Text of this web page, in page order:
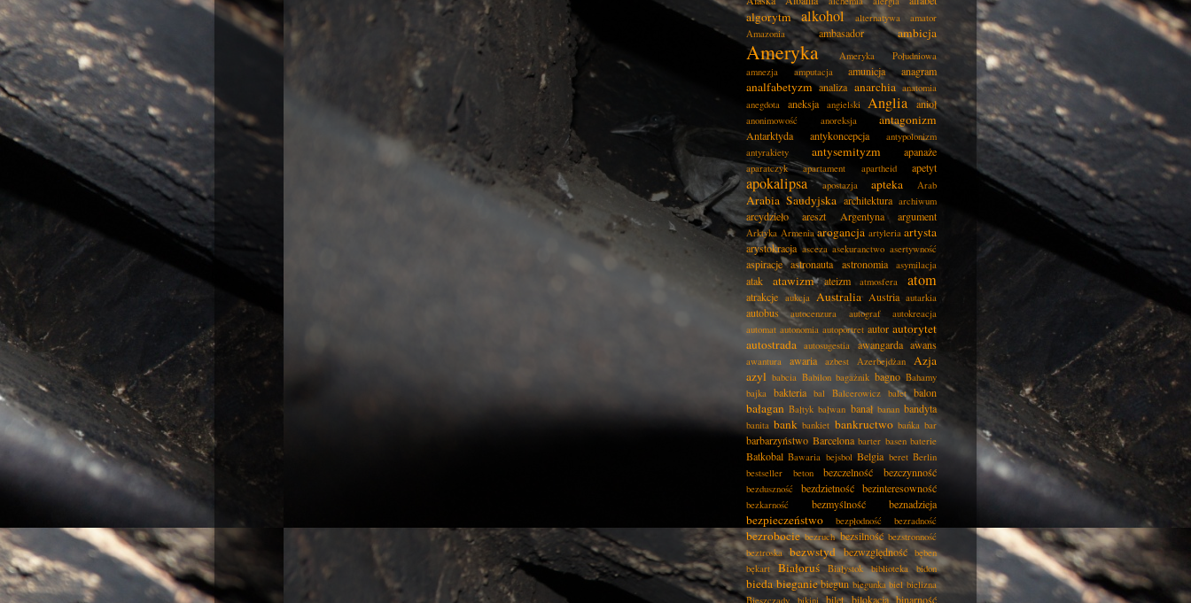
algorytm alkohol alternatywa
amator
Amazonia
ambasador ambicja
Ameryka
Ameryka Południowa
amnezja
amputacja amunicja anagram
analfabetyzm analiza anarchia anatomia
anegdota
aneksja angielski Anglia anioł
anonimowość anoreksja antagonizm
Antarktyda antykoncepcja
antypolonizm
antyrakiety
antysemityzm apanaże
aparatczyk apartament apartheid apetyt
apokalipsa apostazja apteka Arab
Arabia Saudyjska architektura archiwum
arcydzieło areszt Argentyna argument
Arktyka Armenia arogancja artyleria artysta
arystokracja asceza asekuranctwo asertywność
aspiracje astronauta astronomia asymilacja
atak atawizm ateizm atmosfera atom
atrakcje aukcja Australia Austria autarkia
autobus autocenzura autograf
autokreacja
automat autonomia autoportret autor autorytet
autostrada autosugestia awangarda awans
awantura awaria azbest Azerbejdżan
Azja
azyl babcia Babilon bagażnik bagno Bahamy
bajka bakteria bal Balcerowicz balet balon
bałagan Bałtyk bałwan banał banan bandyta
banita bank bankiet bankructwo bańka bar
barbarzyństwo Barcelona barter basen baterie
Batkobal Bawaria bejsbol Belgia beret Berlin
bestseller
beton bezczelność bezczynność
bezduszność bezdzietność bezinteresowność
bezkarność bezmyślność beznadzieja
bezpieczeństwo bezpłodność bezradność
bezrobocie bezruch bezsilność bezstronność
beztroska bezwstyd bezwzględność bęben
bękart
Białoruś Białystok biblioteka bidon
bieda bieganie biegun biegunka biel bielizna
Bieszczady
bikini bilet bilokacja binarność